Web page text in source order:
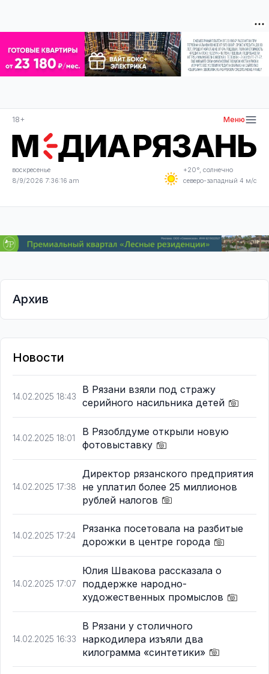
18+ Меню
воскресенье
8/9/2026 7:36:16 am
+20°, солнечно
северо-западный 4 м/с
Архив
Новости
14.02.2025 18:43
В Рязани взяли под стражу
серийного насильника детей
14.02.2025 18:01
В Рязоблдуме открыли новую
фотовыставку
14.02.2025 17:38
Директор рязанского предприятия
не уплатил более 25 миллионов
рублей налогов
14.02.2025 17:24
Рязанка посетовала на разбитые
дорожки в центре города
14.02.2025 17:07
Юлия Швакова рассказала о
поддержке народно-
художественных промыслов
14.02.2025 16:33
В Рязани у столичного
наркодилера изъяли два
килограмма «синтетики»